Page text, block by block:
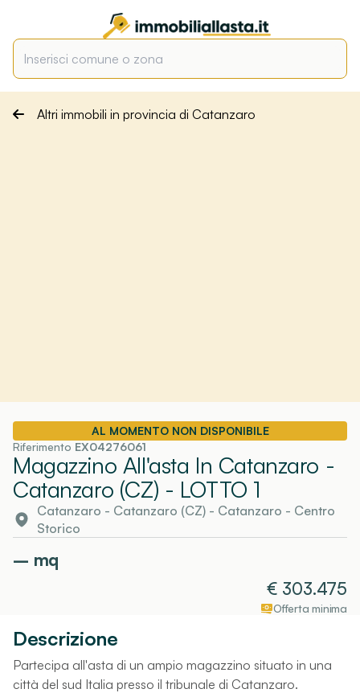
Altri immobili in provincia di Catanzaro
AL MOMENTO NON DISPONIBILE
Riferimento EX04276061
Magazzino All'asta In Catanzaro -
Catanzaro (CZ) - LOTTO 1
Catanzaro - Catanzaro (CZ)- Catanzaro - Centro
Storico
– mq
€ 303.475
Offerta minima
Descrizione
Partecipa all'asta di un ampio magazzino situato in una
città del sud Italia presso il tribunale di Catanzaro.